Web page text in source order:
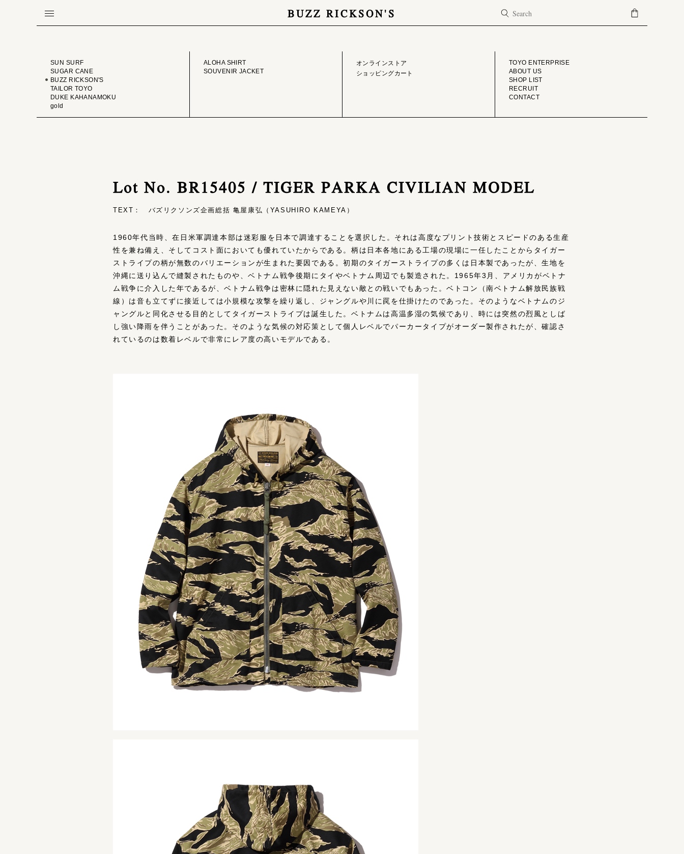
BUZZ RICKSON'S
BRAND ONLINE STORE COMPANY
SUN SURF
SUGAR CANE
BUZZ RICKSON'S
TAILOR TOYO
DUKE KAHANAMOKU
gold
ALOHA SHIRT
SOUVENIR JACKET
オンラインストア
ショッピングカート
TOYO ENTERPRISE
ABOUT US
SHOP LIST
RECRUIT
CONTACT
Lot No. BR15405 / TIGER PARKA CIVILIAN MODEL
TEXT： バズリクソンズ企画総括 亀屋康弘（YASUHIRO KAMEYA）
1960年代当時、在日米軍調達本部は迷彩服を日本で調達することを選択した。それは高度なプリント技術とスピードのある生産
性を兼ね備え、そしてコスト面においても優れていたからである。柄は日本各地にある工場の現場に一任したことからタイガー
ストライプの柄が無数のバリエーションが生まれた要因である。初期のタイガーストライプの多くは日本製であったが、生地を
沖縄に送り込んで縫製されたものや、ベトナム戦争後期にタイやベトナム周辺でも製造された。1965年3月、アメリカがベトナ
ム戦争に介入した年であるが、ベトナム戦争は密林に隠れた見えない敵との戦いでもあった。ベトコン（南ベトナム解放民族戦
線）は音も立てずに接近しては小規模な攻撃を繰り返し、ジャングルや川に罠を仕掛けたのであった。そのようなベトナムのジ
ャングルと同化させる目的としてタイガーストライプは誕生した。ベトナムは高温多湿の気候であり、時には突然の烈風としば
し強い降雨を伴うことがあった。そのような気候の対応策として個人レベルでパーカータイプがオーダー製作されたが、確認さ
れているのは数着レベルで非常にレア度の高いモデルである。